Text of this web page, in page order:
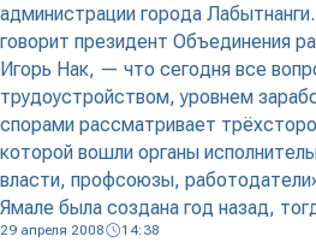
администрации города
говорит президент Объединения
Игорь Нак, — что сегодня все
трудоустройством, уровнем
спорами рассматривает
которой вошли органы
власти, профсоюзы,
Ямале была создана год назад,
29 апреля 2008 14:38